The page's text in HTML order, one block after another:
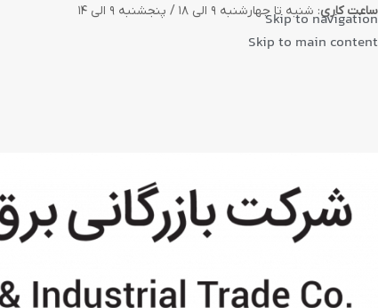
Skip to navigation
Skip to main content
ساعت کاری: شنبه تا چهارشنبه ۹ الی ۱۸ / پنجشنبه ۹ الی ۱۴